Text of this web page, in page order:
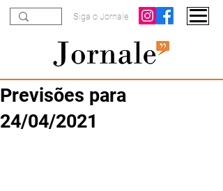
Siga o Jornale
Previsões para
24/04/2021